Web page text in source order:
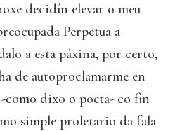
decidín elevar o meu
Perpetua a
a esta páxina, por certo,
de autoproclamarme en
como dixo o poeta- co fin
simple proletario da fala